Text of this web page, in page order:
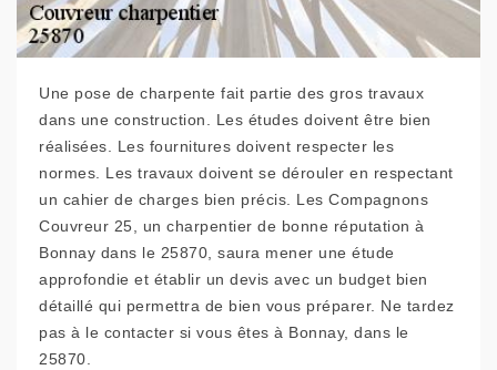
Une pose de charpente fait partie des gros travaux
dans une construction. Les études doivent être bien
réalisées. Les fournitures doivent respecter les
normes. Les travaux doivent se dérouler en respectant
un cahier de charges bien précis. Les Compagnons
Couvreur 25, un charpentier de bonne réputation à
Bonnay dans le 25870, saura mener une étude
approfondie et établir un devis avec un budget bien
détaillé qui permettra de bien vous préparer. Ne tardez
pas à le contacter si vous êtes à Bonnay, dans le
25870.